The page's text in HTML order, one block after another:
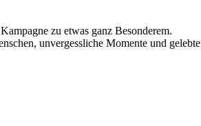
zu etwas ganz Besonderem.
unvergessliche Momente und gelebte